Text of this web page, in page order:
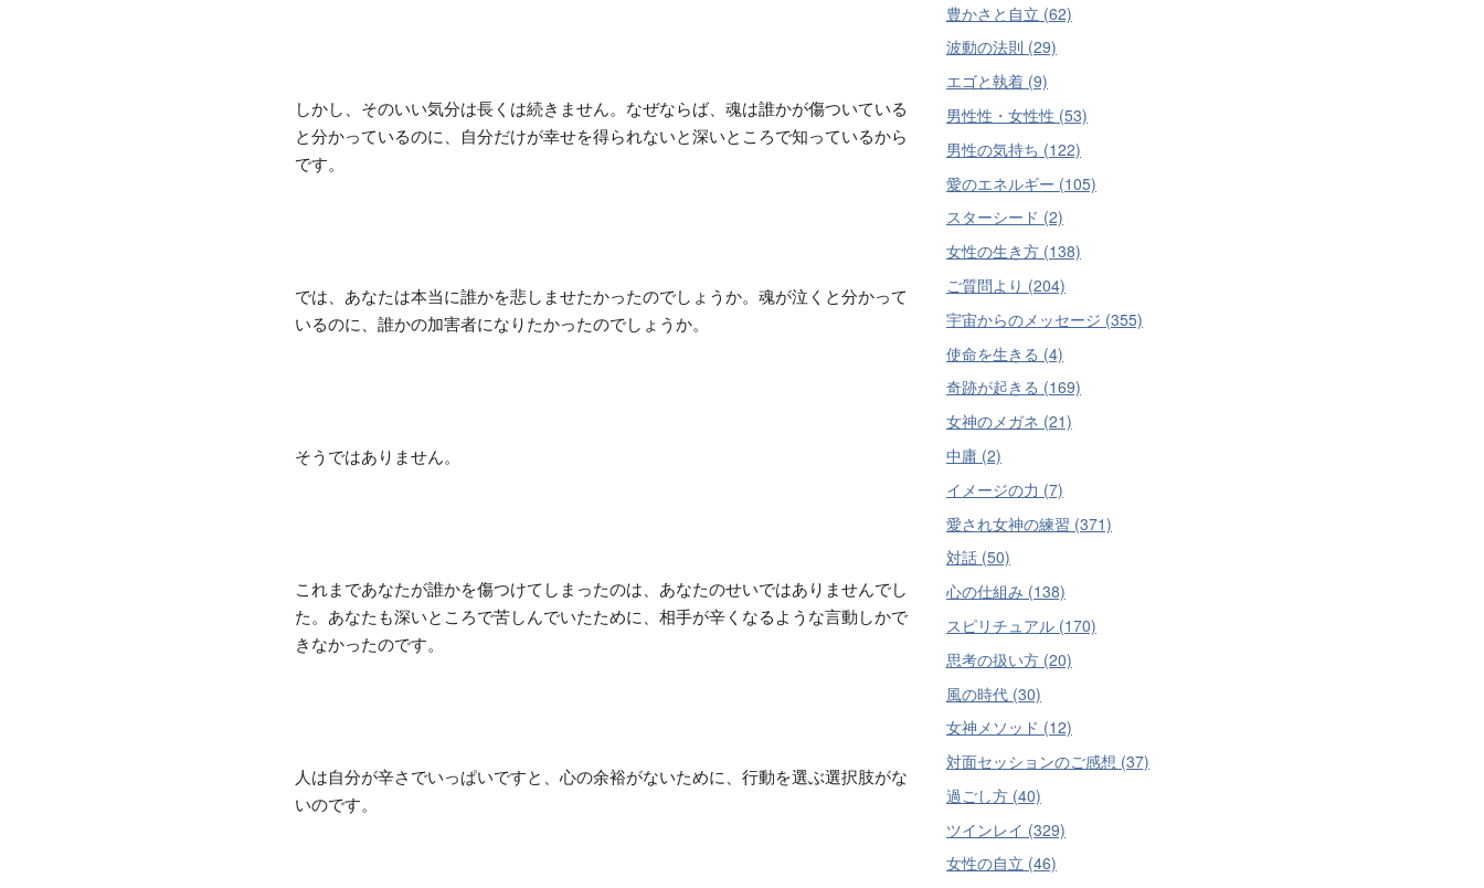
しかし、そのいい気分は長くは続きません。なぜならば、魂は誰かが傷ついている
と分かっているのに、自分だけが幸せを得られないと深いところで知っているから
です。
では、あなたは本当に誰かを悲しませたかったのでしょうか。魂が泣くと分かって
いるのに、誰かの加害者になりたかったのでしょうか。
そうではありません。
これまであなたが誰かを傷つけてしまったのは、あなたのせいではありませんでし
た。あなたも深いところで苦しんでいたために、相手が辛くなるような言動しかで
きなかったのです。
人は自分が辛さでいっぱいですと、心の余裕がないために、行動を選ぶ選択肢がな
いのです。
豊かさと自立 (62)
波動の法則 (29)
エゴと執着 (9)
男性性・女性性 (53)
男性の気持ち (122)
愛のエネルギー (105)
スターシード (2)
女性の生き方 (138)
ご質問より (204)
宇宙からのメッセージ (355)
使命を生きる (4)
奇跡が起きる (169)
女神のメガネ (21)
中庸 (2)
イメージの力 (7)
愛され女神の練習 (371)
対話 (50)
心の仕組み (138)
スピリチュアル (170)
思考の扱い方 (20)
風の時代 (30)
女神メソッド (12)
対面セッションのご感想 (37)
過ごし方 (40)
ツインレイ (329)
女性の自立 (46)